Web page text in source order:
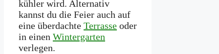
kühler wird. Alternativ
kannst du die Feier auch auf
eine überdachte Terrasse oder
in einen Wintergarten
verlegen.